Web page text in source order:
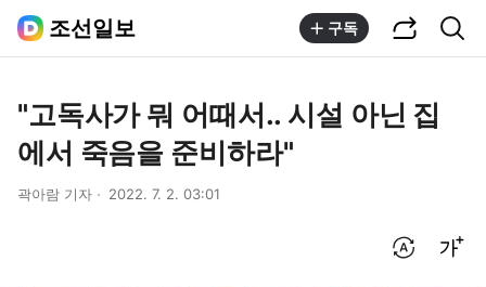
조선일보 구독
"고독사가 뭐 어때서.. 시설 아닌 집
에서 죽음을 준비하라"
곽아람 기자 2022. 7. 2. 03:01